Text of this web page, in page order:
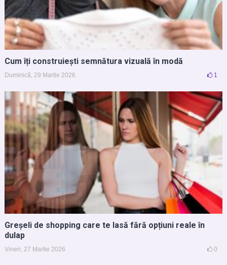
Cum îți construiești semnătura vizuală în modă
Duminică, 29 Martie 2026 1
Greșeli de shopping care te lasă fără opțiuni reale în
dulap
Vineri, 27 Martie 2026 0